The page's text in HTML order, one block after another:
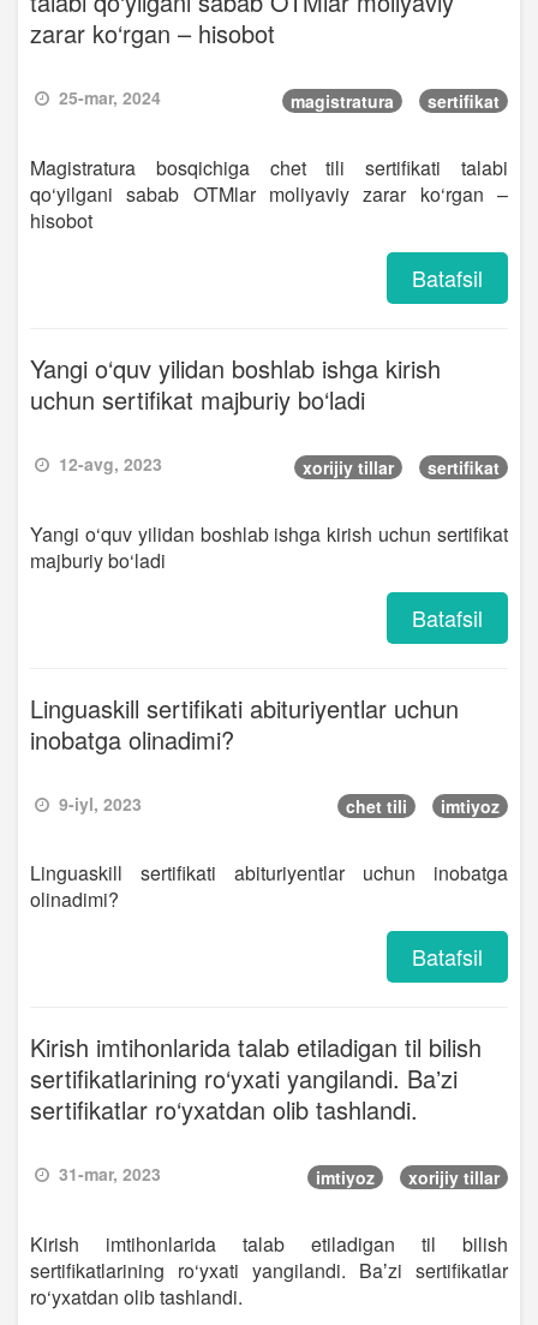
zarar ko‘rgan – hisobot
25-mar, 2024 magistratura sertifikat
Magistratura bosqichiga chet tili sertifikati talabi
qo‘yilgani sabab OTMlar moliyaviy zarar ko‘rgan –
hisobot
Batafsil
Yangi o‘quv yilidan boshlab ishga kirish
uchun sertifikat majburiy bo‘ladi
12-avg, 2023 xorijiy tillar sertifikat
Yangi o‘quv yilidan boshlab ishga kirish uchun sertifikat
majburiy bo‘ladi
Batafsil
Linguaskill sertifikati abituriyentlar uchun
inobatga olinadimi?
9-iyl, 2023 chet tili imtiyoz
Linguaskill sertifikati abituriyentlar uchun inobatga
olinadimi?
Batafsil
Kirish imtihonlarida talab etiladigan til bilish
sertifikatlarining ro‘yxati yangilandi. Baʼzi
sertifikatlar ro‘yxatdan olib tashlandi.
31-mar, 2023 imtiyoz xorijiy tillar
Kirish imtihonlarida talab etiladigan til bilish
sertifikatlarining ro‘yxati yangilandi. Baʼzi sertifikatlar
ro‘yxatdan olib tashlandi.